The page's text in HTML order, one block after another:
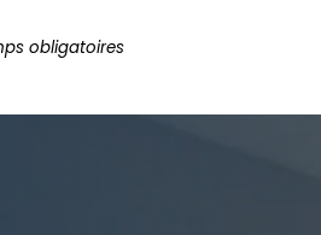
obligatoires